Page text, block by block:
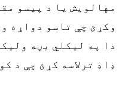
مهالویش یا د پیسو
وکړئ چې تاسو دواړه
دا په لیکلي بڼه
ډاډ ترلاسه کړئ چې د